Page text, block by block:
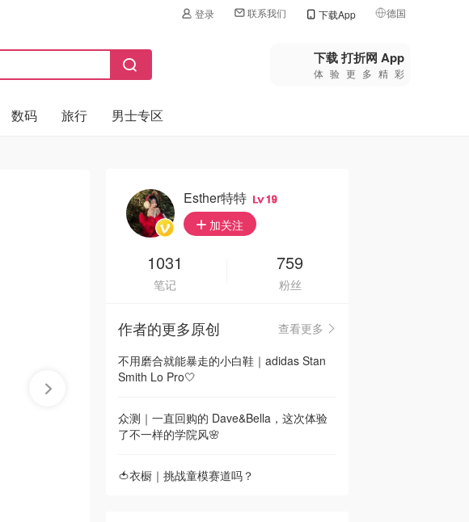
登录 联系我们 下载App 德国
🇺🇸美国
🇨🇳中国
🇮🇹
🇦🇺
🇳🇿新西兰
下载 打折网 App
体验更多精彩
数码 旅行 男士专区
Esther特特 19
加关注
1031
笔记
759
粉丝
作者的更多原创
查看更多
不用磨合就能暴走的小白鞋｜adidas Stan
Smith Lo Pro🤍
众测｜一直回购的 Dave&Bella，这次体验
了不一样的学院风🌸
🍅衣橱｜挑战童模赛道吗？